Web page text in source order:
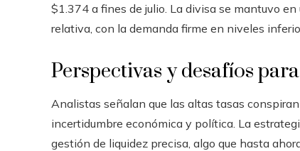
$1.374 a fines de julio. La divisa se mantuvo
relativa, con la demanda firme en niveles
Perspectivas y desafíos
Analistas señalan que las altas tasas
incertidumbre económica y política. La
gestión de liquidez precisa, algo que hasta